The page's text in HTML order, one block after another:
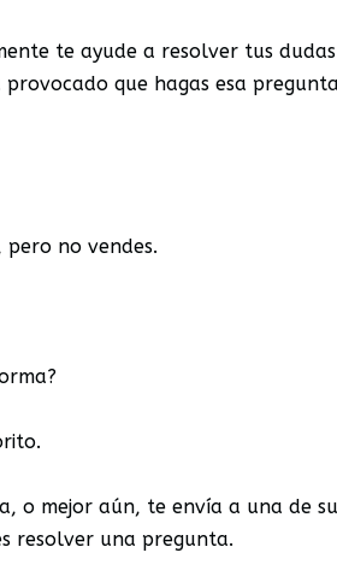
te ayude a resolver tus
que hagas esa
no vendes.
o mejor aún, te envía a una de
resolver una pregunta.